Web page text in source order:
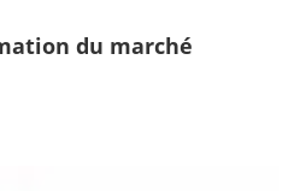
du marché